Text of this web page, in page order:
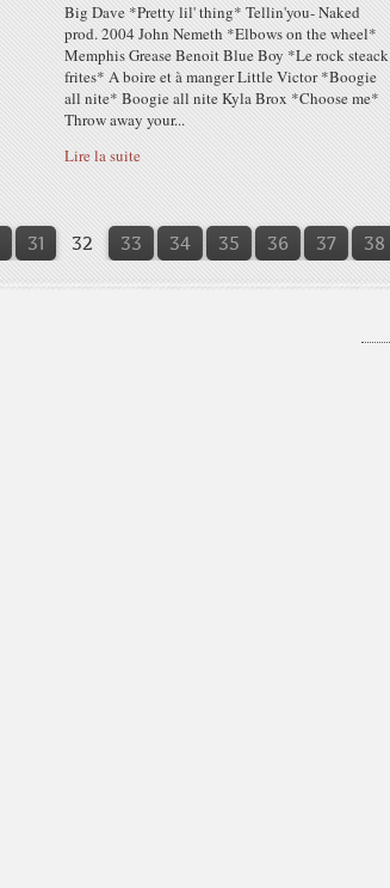
Big Dave *Pretty lil' thing* Tellin'you- Naked
prod. 2004 John Nemeth *Elbows on the wheel*
Memphis Grease Benoit Blue Boy *Le rock steack
frites* A boire et à manger Little Victor *Boogie
all nite* Boogie all nite Kyla Brox *Choose me*
Throw away your...
Lire la suite
31 32 33 34 35 36 37 38